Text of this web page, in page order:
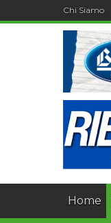
Chi Siamo
Home